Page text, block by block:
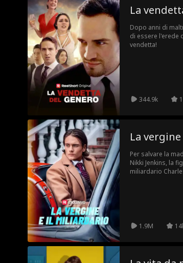
La
Dopo anni di
di essere l'erede
vendetta!
344.9k
La
Per salvare la
Nikki Jenkins, la
miliardario
1.9M